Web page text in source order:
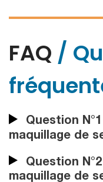
FAQ /
Question
maquillage de
Question
maquillage de